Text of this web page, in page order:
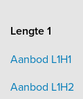
Lengte 1
Aanbod L1H1
Aanbod L1H2